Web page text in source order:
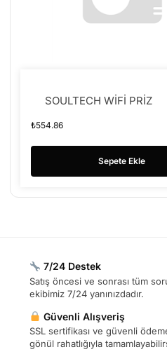
SOULTECH WİFİ PRİZ
₺554.86
Sepete Ekle
7/24 Destek
Satış öncesi ve sonrası tüm
ekibimiz 7/24 yanınızdadır.
Güvenli Alışveriş
SSL sertifikası ve güvenli
gönül rahatlığıyla